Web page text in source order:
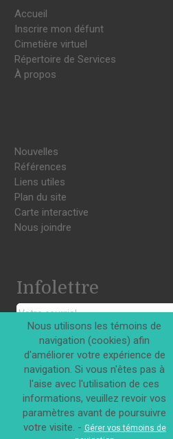
Accueil
Inscrire mon défunt
Cimetière virtuel
Répertoire de Services
À propos
Nouvelles
Références
Liens utiles
Plan du site
Carte interactive
Nous joindre
Infolettre
S'INSCRIRE
Tous droits réservés © Innovations
Nous utilisons les témoins de
navigation (cookies) afin
d'améliorer votre expérience de
navigation. Si vous n'êtes pas à
l'aise avec l'utilisation de ces
informations, veuillez revoir vos
paramètres avant de poursuivre
votre visite. - Gérer vos témoins de